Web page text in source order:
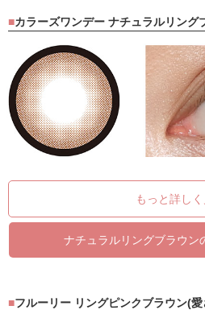
カラーズワンデー ナチュラルリング
もっと詳しく
ナチュラルリングブラウ
フルーリー リングピンクブラウン(